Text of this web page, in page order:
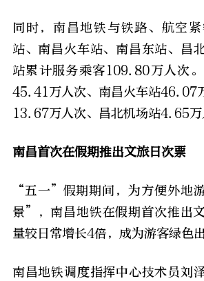
同时，南昌地铁与铁路、航空
站、南昌火车站、南昌东站、昌
站累计服务乘客109.80万人次
45.41万人次、南昌火车站46.07
13.67万人次、昌北机场站4.65万
南昌首次在假期推出文旅日次票
“五一”假期期间，为方便外地
景”，南昌地铁在假期首次推出
量较日常增长4倍，成为游客绿色
南昌地铁调度指挥中心技术员刘